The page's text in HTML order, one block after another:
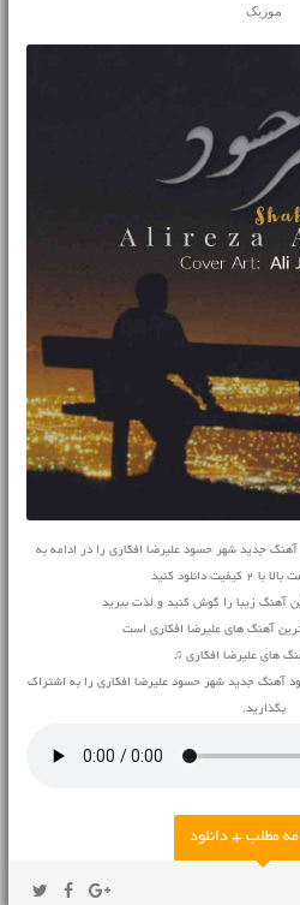
موزیک
جدید شهر حسود علیرضا افکاری را در ادامه به
دانلود کنید
آهنگ زیبا را گوش کنید و لذت ببرید
آهنگ های علیرضا افکاری است
های علیرضا افکاری ♫
آهنگ جدید شهر حسود علیرضا افکاری را به اشتراک
بگذارید.
مطلب + دانلود